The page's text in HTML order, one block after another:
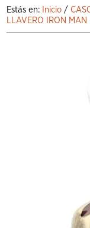
Estás en: Inicio /
LLAVERO IRON MAN